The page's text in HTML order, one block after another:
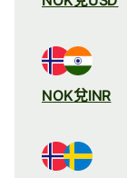
NOK兌INR